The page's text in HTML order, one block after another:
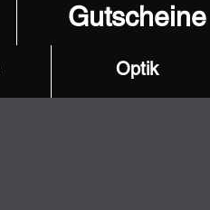
Gutscheine
Optik